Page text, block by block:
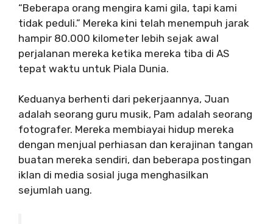
“Beberapa orang mengira kami gila, tapi kami
tidak peduli.” Mereka kini telah menempuh jarak
hampir 80.000 kilometer lebih sejak awal
perjalanan mereka ketika mereka tiba di AS
tepat waktu untuk Piala Dunia.
Keduanya berhenti dari pekerjaannya, Juan
adalah seorang guru musik, Pam adalah seorang
fotografer. Mereka membiayai hidup mereka
dengan menjual perhiasan dan kerajinan tangan
buatan mereka sendiri, dan beberapa postingan
iklan di media sosial juga menghasilkan
sejumlah uang.